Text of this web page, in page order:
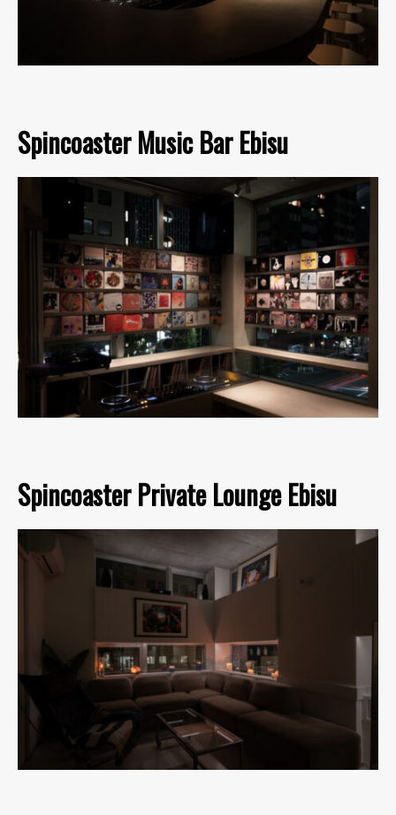
Spincoaster Music Bar Ebisu
Spincoaster Private Lounge Ebisu